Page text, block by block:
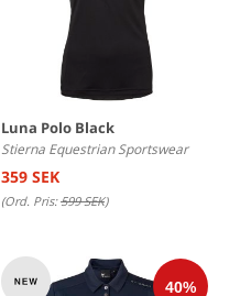
Luna Polo Black
Stierna Equestrian Sportswear
359 SEK
(Ord. Pris:599 SEK)